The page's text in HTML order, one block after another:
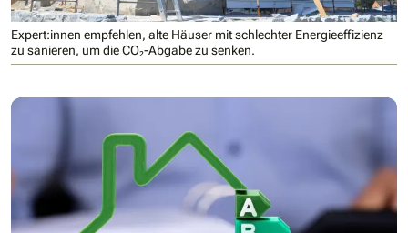
Expert:innen empfehlen, alte Häuser mit schlechter Energieeffizienz
zu sanieren, um die CO₂-Abgabe zu senken.